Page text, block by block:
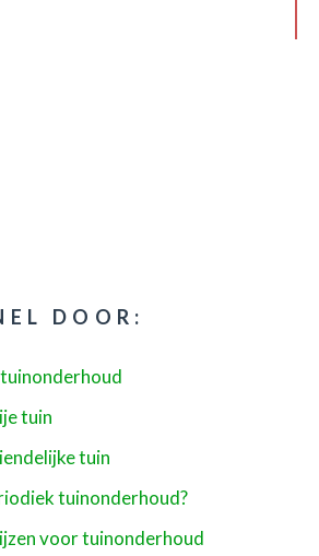
DOOR:
tuin
tuin
tuinonderhoud?
voor tuinonderhoud